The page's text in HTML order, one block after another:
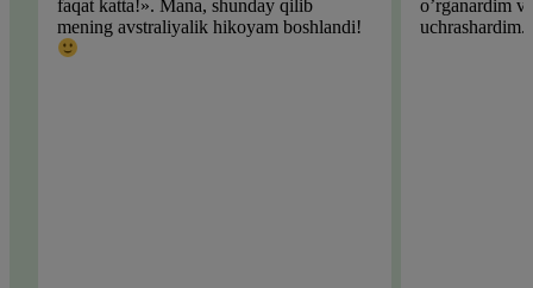
faqat katta!». Mana, shunday qilib
mening avstraliyalik hikoyam boshlandi!
o’rganardim
uchrashardim.